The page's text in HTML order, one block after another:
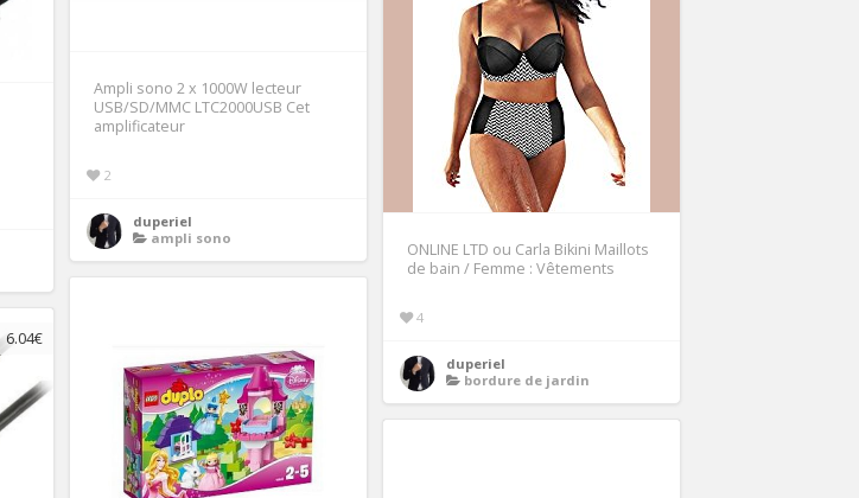
Ampli sono 2 x 1000W lecteur
USB/SD/MMC LTC2000USB Cet
amplificateur
2
duperiel
ampli sono
ONLINE LTD ou Carla Bikini Maillots
de bain / Femme : Vêtements
4
duperiel
bordure de jardin
6.04€